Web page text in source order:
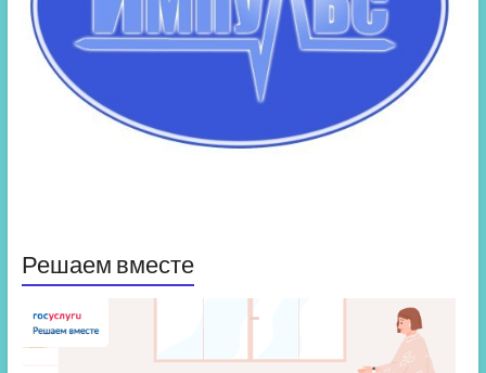
Решаем вместе